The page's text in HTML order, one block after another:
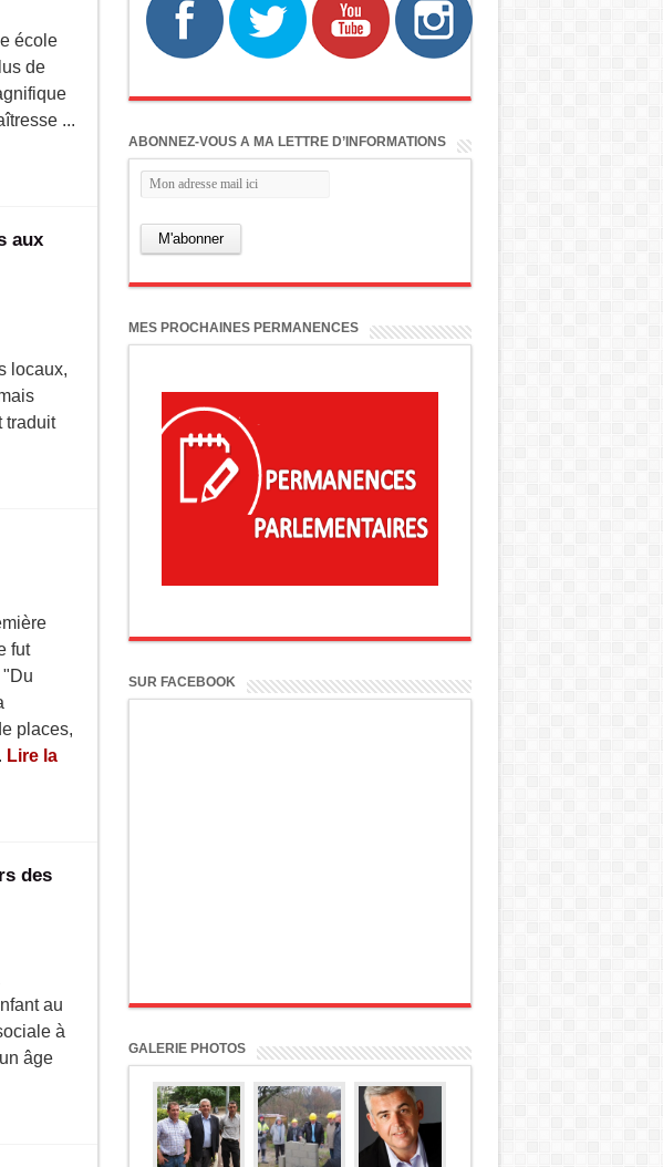
école
de
...
aux
locaux,
traduit
fut
"Du
places,
Lire la
des
au
à
âge
ABONNEZ-VOUS A MA LETTRE D’INFORMATIONS
MES PROCHAINES PERMANENCES
SUR FACEBOOK
GALERIE PHOTOS